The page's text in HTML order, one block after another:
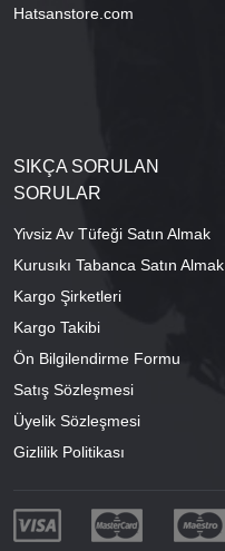
Hatsanstore.com
SIKÇA SORULAN
SORULAR
Yivsiz Av Tüfeği Satın Almak
Kurusıkı Tabanca Satın Almak
Kargo Şirketleri
Kargo Takibi
Ön Bilgilendirme Formu
Satış Sözleşmesi
Üyelik Sözleşmesi
Gizlilik Politikası